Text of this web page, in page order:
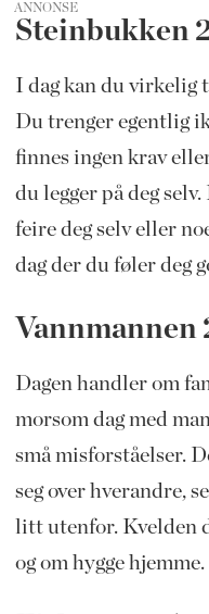
ANNONSE
Steinbukken
I dag kan du virkelig
Du trenger egentlig
finnes ingen krav
du legger på deg
feire deg selv eller
dag der du føler deg
Vannmannen
Dagen handler om
morsom dag med
små misforståelser.
seg over hverandre,
litt utenfor. Kvelden
og om hygge hjemme.